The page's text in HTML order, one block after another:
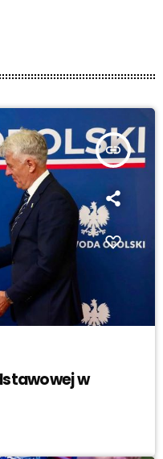
insert_link
w